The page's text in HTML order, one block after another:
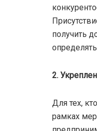
получить
2.
Для тех,
рамках